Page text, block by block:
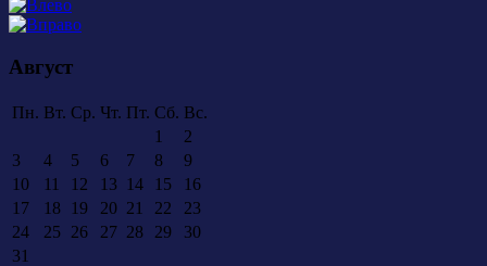
Август
Пн. Вт. Ср. Чт. Пт. Сб. Вс.
1
2
3
4 5 6 7 8
9
10
11 12 13 14 15
16
17
18 19 20 21 22
23
24
25 26 27 28 29
30
31